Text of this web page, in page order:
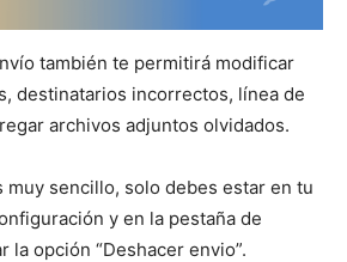
también te permitirá modificar
destinatarios incorrectos, línea de
archivos adjuntos olvidados.
muy sencillo, solo debes estar en tu
y en la pestaña de
la opción “Deshacer envio”.